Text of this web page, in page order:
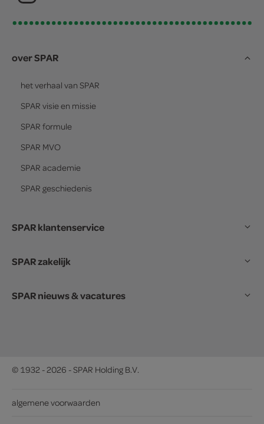
over SPAR
het verhaal van SPAR
SPAR visie en missie
SPAR formule
SPAR MVO
SPAR academie
SPAR geschiedenis
SPAR klantenservice
SPAR zakelijk
SPAR nieuws & vacatures
© 1932 - 2026 - SPAR Holding B.V.
algemene voorwaarden